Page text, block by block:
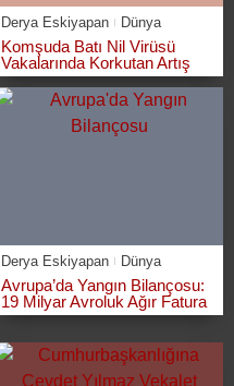
Derya Eskiyapan Dünya
Komşuda Batı Nil Virüsü
Vakalarında Korkutan Artış
Derya Eskiyapan Dünya
Avrupa’da Yangın Bilançosu:
19 Milyar Avroluk Ağır Fatura